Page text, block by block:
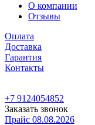
О компании
Отзывы
Оплата
Доставка
Гарантия
Контакты
+7 9124054852
Заказать звонок
Прайс 08.08.2026